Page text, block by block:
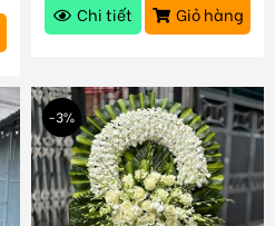
Chi tiết
Giỏ hàng
-3%